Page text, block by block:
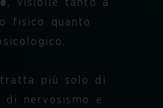
, visibile tanto a
fisico quanto
più solo di
di nervosismo e